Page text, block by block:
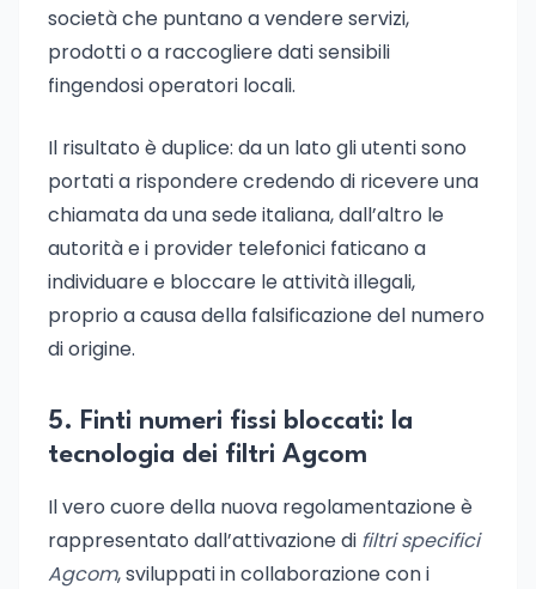
società che puntano a vendere servizi,
prodotti o a raccogliere dati sensibili
fingendosi operatori locali.
Il risultato è duplice: da un lato gli utenti sono
portati a rispondere credendo di ricevere una
chiamata da una sede italiana, dall’altro le
autorità e i provider telefonici faticano a
individuare e bloccare le attività illegali,
proprio a causa della falsificazione del numero
di origine.
5. Finti numeri fissi bloccati: la
tecnologia dei filtri Agcom
Il vero cuore della nuova regolamentazione è
rappresentato dall’attivazione di filtri specifici
Agcom, sviluppati in collaborazione con i